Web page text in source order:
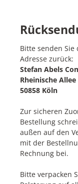
Bitte senden
Adresse zurück:
Stefan Abels
Rheinische Allee
50858 Köln
Zur sicheren
Bestellung
außen auf den
mit der
Rechnung bei.
Bitte verpacken